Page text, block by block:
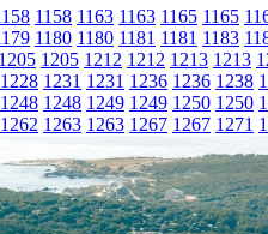
1158 1163 1163 1165 1165
1180 1180 1181 1181 1183
1205 1205 1212 1212 1213 1213
1228 1231 1231 1236 1236 1238
1248 1248 1249 1249 1250 1250
1262 1263 1263 1267 1267 1271